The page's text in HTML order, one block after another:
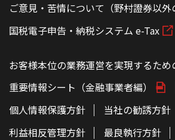
ご意見・苦情について（野村證券以外
国税電子申告・納税システム e-Tax
お客様本位の業務運営を実現するため
重要情報シート（金融事業者編）
個人情報保護方針
当社の勧誘方針
利益相反管理方針
最良執行方針